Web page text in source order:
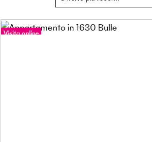
Visita online